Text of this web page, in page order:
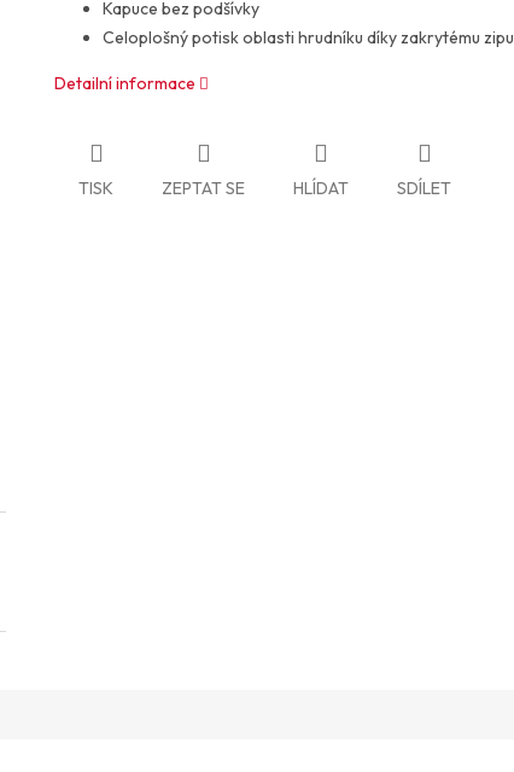
Kapuce bez podšívky
Celoplošný potisk oblasti hrudníku díky zakrytému zipu
Detailní informace
TISK ZEPTAT SE HLÍDAT SDÍLET